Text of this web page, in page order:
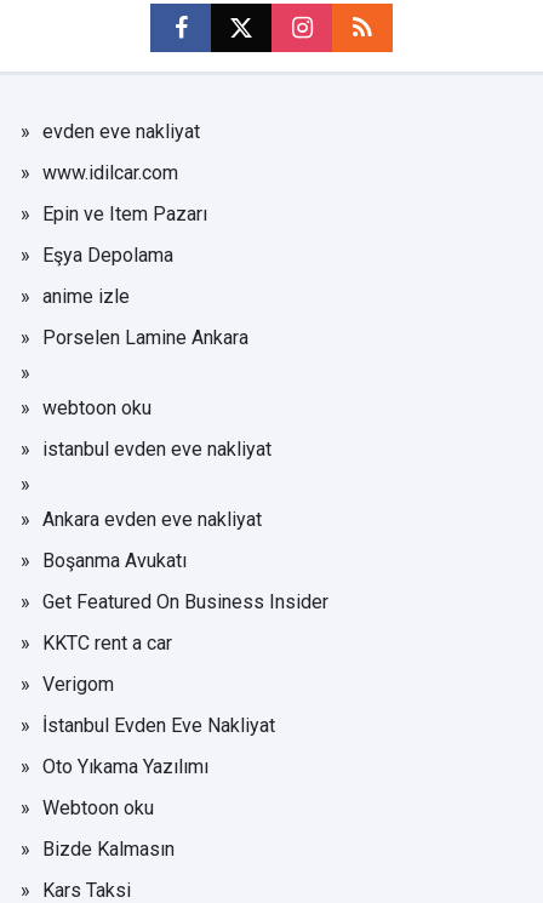
evden eve nakliyat
www.idilcar.com
Epin ve Item Pazarı
Eşya Depolama
anime izle
Porselen Lamine Ankara
webtoon oku
istanbul evden eve nakliyat
Ankara evden eve nakliyat
Boşanma Avukatı
Get Featured On Business Insider
KKTC rent a car
Verigom
İstanbul Evden Eve Nakliyat
Oto Yıkama Yazılımı
Webtoon oku
Bizde Kalmasın
Kars Taksi